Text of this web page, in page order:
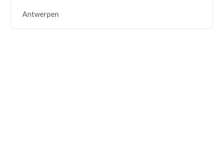
Antwerpen